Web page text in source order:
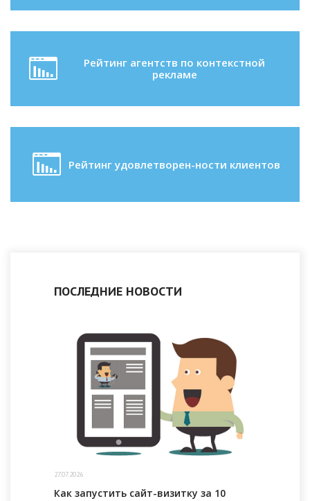
Рейтинг агентств по контекстной
рекламе
Рейтинг удовлетворен-ности клиентов
ПОСЛЕДНИЕ НОВОСТИ
27.07.2026
Как запустить сайт-визитку за 10